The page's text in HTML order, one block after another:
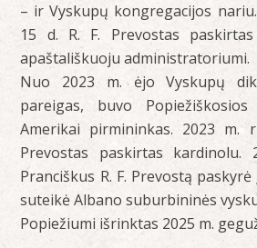
– ir Vyskupų kongregacijos
15 d. R. F. Prevostas
apaštališkuoju administratoriumi.
Nuo 2023 m. ėjo Vyskupų
pareigas, buvo
Amerikai pirmininkas. 2023 m.
Prevostas paskirtas kardinolu.
Pranciškus R. F. Prevostą
suteikė Albano suburbininės
Popiežiumi išrinktas 2025 m.